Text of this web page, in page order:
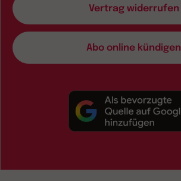
Vertrag widerrufen
Abo online kündigen